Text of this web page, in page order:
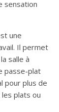
sensation
une
Il permet
salle à
passe-plat
pour plus de
plats ou